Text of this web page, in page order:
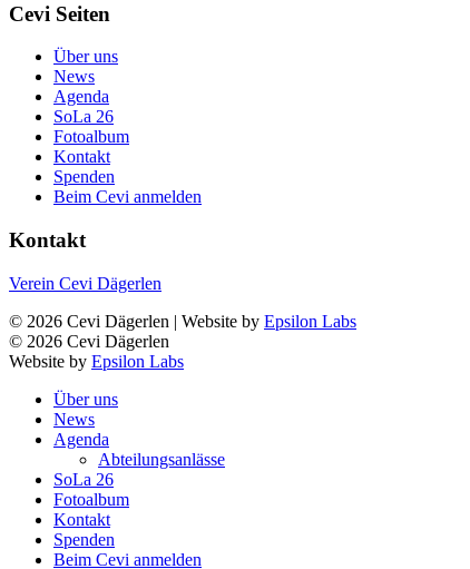
Cevi Seiten
Über uns
News
Agenda
SoLa 26
Fotoalbum
Kontakt
Spenden
Beim Cevi anmelden
Kontakt
Verein Cevi Dägerlen
© 2026 Cevi Dägerlen | Website by Epsilon Labs
© 2026 Cevi Dägerlen
Website by Epsilon Labs
Über uns
News
Agenda
Abteilungsanlässe
SoLa 26
Fotoalbum
Kontakt
Spenden
Beim Cevi anmelden